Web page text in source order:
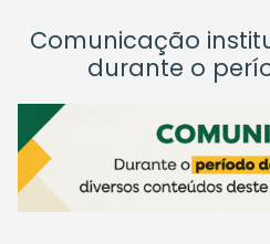
Comunicação
durante o